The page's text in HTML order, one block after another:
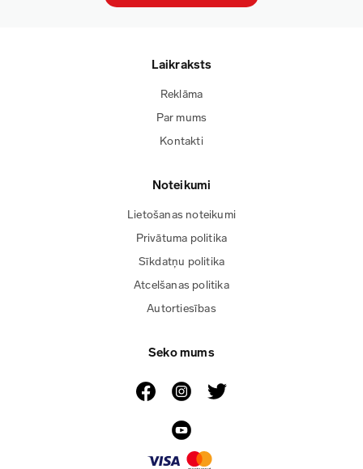
Laikraksts
Reklāma
Par mums
Kontakti
Noteikumi
Lietošanas noteikumi
Privātuma politika
Sīkdatņu politika
Atcelšanas politika
Autortiesības
Seko mums